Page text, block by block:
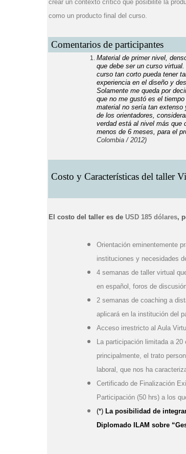
crear un contexto crítico que posibilité la
como un producto final del curso.
Comentarios de participantes
Material de primer nivel,
que debe ser un curso
curso tan corto pueda tener
experiencia en el diseño y
Solamente me queda por
que no me gustó es el
material no sería tan extenso
de los orientadores,
verdad está al nivel más que
menos de 6 meses, para el
Colombia / 2012)
Costo y Características del taller
El costo del taller es de USD 185 dólares,
Orientación eminentemente
instituciones y necesidades
4 semanas de taller virtual
en español, foros de
2 semanas de coaching a
aplicará en la institución del
Acceso irrestricto al Aula
La participación limitada a
principalmente, el trato
laboral, que nos ha
Certificado de Finalización
Participación (50 hrs) a los
(*) La posibilidad de
Diplomado ILAM sobre